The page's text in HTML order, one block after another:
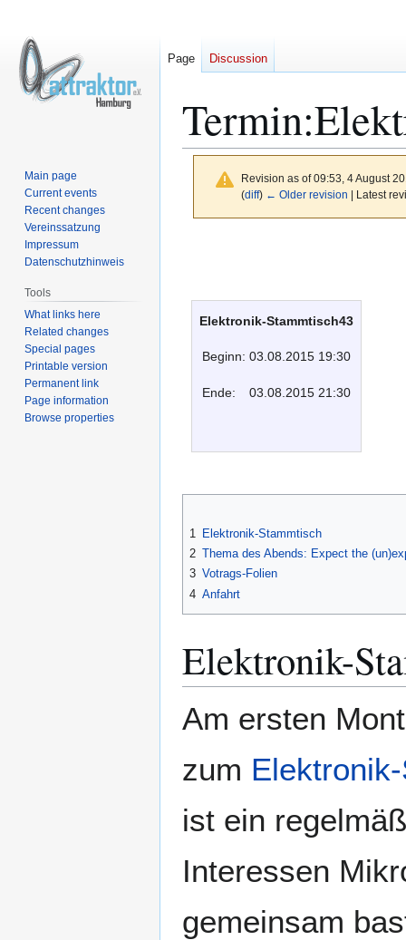
Revision as of 09:53, 4 August
(diff) ← Older revision | Latest
Elektronik-Stammtisch43
Beginn: 03.08.2015 19:30
Ende: 03.08.2015 21:30
1
Elektronik-Stammtisch
2 Thema des Abends: Expect the
3 Votrags-Folien
4 Anfahrt
Elektronik-
Am ersten
zum
ist ein
Interessen
gemeinsam
Page Discussion
Main page
Current events
Recent changes
Vereinssatzung
Impressum
Datenschutzhinweis
Tools
What links here
Related changes
Special pages
Printable version
Permanent link
Page information
Browse properties